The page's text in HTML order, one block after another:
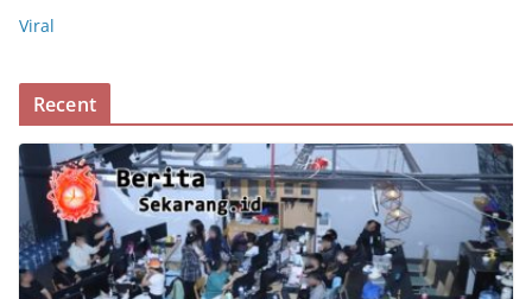
Viral
Recent